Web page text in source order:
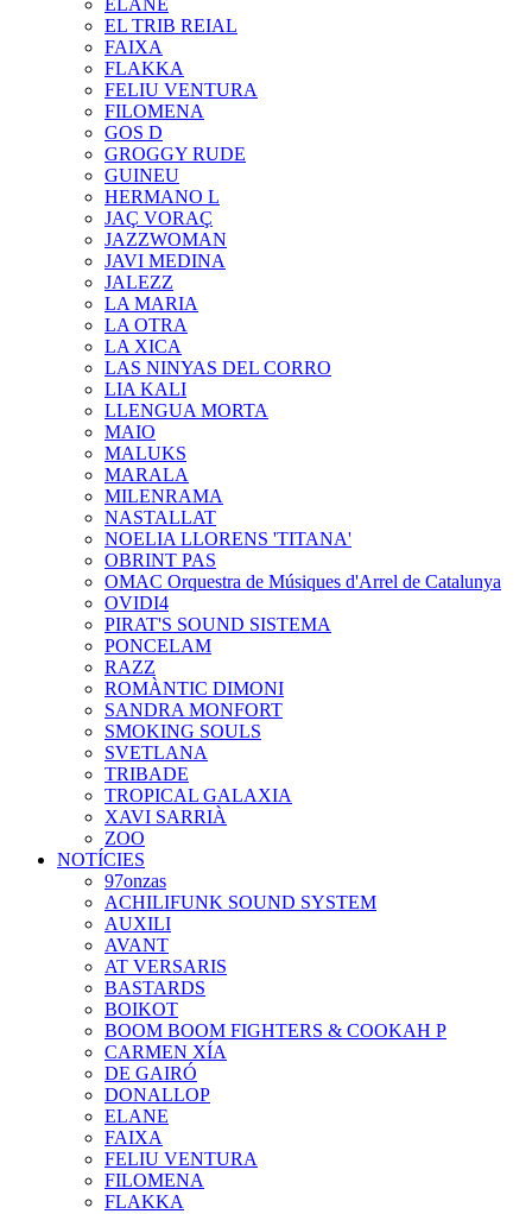
ELANE
EL TRIB REIAL
FAIXA
FLAKKA
FELIU VENTURA
FILOMENA
GOS D
GROGGY RUDE
GUINEU
HERMANO L
JAÇ VORAÇ
JAZZWOMAN
JAVI MEDINA
JALEZZ
LA MARIA
LA OTRA
LA XICA
LAS NINYAS DEL CORRO
LIA KALI
LLENGUA MORTA
MAIO
MALUKS
MARALA
MILENRAMA
NASTALLAT
NOELIA LLORENS 'TITANA'
OBRINT PAS
OMAC Orquestra de Músiques d'Arrel de Catalunya
OVIDI4
PIRAT'S SOUND SISTEMA
PONCELAM
RAZZ
ROMÀNTIC DIMONI
SANDRA MONFORT
SMOKING SOULS
SVETLANA
TRIBADE
TROPICAL GALAXIA
XAVI SARRIÀ
ZOO
NOTÍCIES
97onzas
ACHILIFUNK SOUND SYSTEM
AUXILI
AVANT
AT VERSARIS
BASTARDS
BOIKOT
BOOM BOOM FIGHTERS & COOKAH P
CARMEN XÍA
DE GAIRÓ
DONALLOP
ELANE
FAIXA
FELIU VENTURA
FILOMENA
FLAKKA